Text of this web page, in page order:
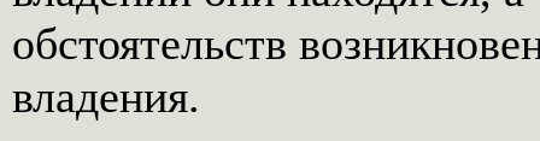
обстоятельств
владения.